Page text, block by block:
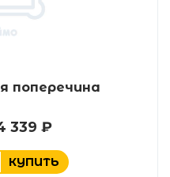
поперечина
339 ₽
КУПИТЬ